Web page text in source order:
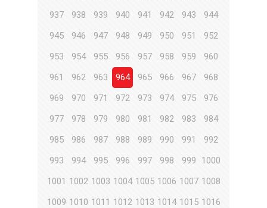
937
938 939 940 941 942 943
944
945
946 947 948 949 950 951
952
953
954 955 956 957 958 959
960
961
962 963 964 965 966 967
968
969
970 971 972 973 974 975
976
977
978 979 980 981 982 983
984
985
986 987 988 989 990 991
992
993
994 995 996 997 998 999
1000
1001 1002 1003 1004 1005 1006 1007 1008
1009 1010 1011 1012 1013 1014 1015 1016